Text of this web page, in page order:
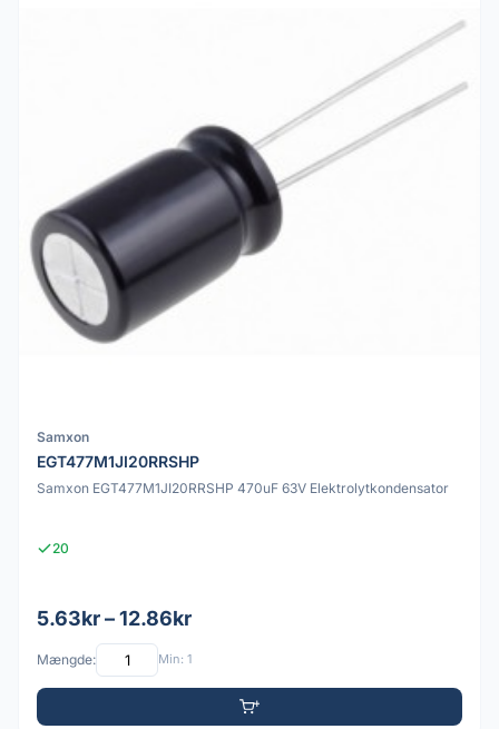
Samxon
EGT477M1JI20RRSHP
Samxon EGT477M1JI20RRSHP 470uF 63V Elektrolytkondensator
20
5.63kr – 12.86kr
Mængde: Min: 1